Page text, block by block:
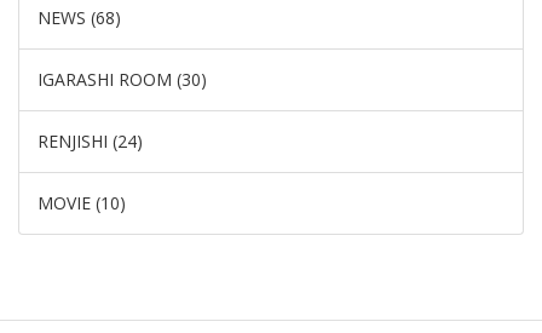
NEWS (68)
IGARASHI ROOM (30)
RENJISHI (24)
MOVIE (10)